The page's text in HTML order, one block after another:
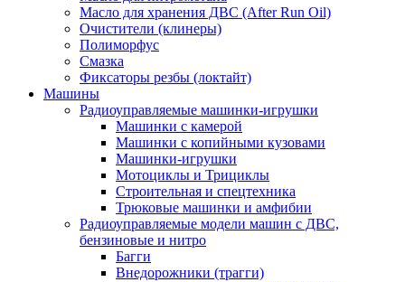
Масло для хранения ДВС (After Run Oil)
Очистители (клинеры)
Полиморфус
Смазка
Фиксаторы резбы (локтайт)
Машины
Радиоуправляемые машинки-игрушки
Машинки с камерой
Машинки с копийными кузовами
Машинки-игрушки
Мотоциклы и Трициклы
Строительная и спецтехника
Трюковые машинки и амфибии
Радиоуправляемые модели машин с ДВС,
бензиновые и нитро
Багги
Внедорожники (трагги)